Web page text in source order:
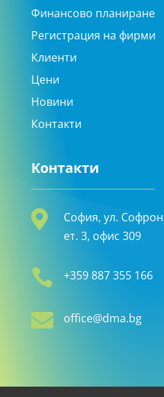
Финансово планиране
Регистрация на фирми
Клиенти
Цени
Новини
Контакти
Контакти

София, ул.
ет. 3, офис 309
 +359 887 355 166
 office@dma.bg